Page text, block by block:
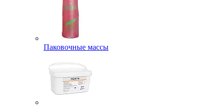
Паковочные массы